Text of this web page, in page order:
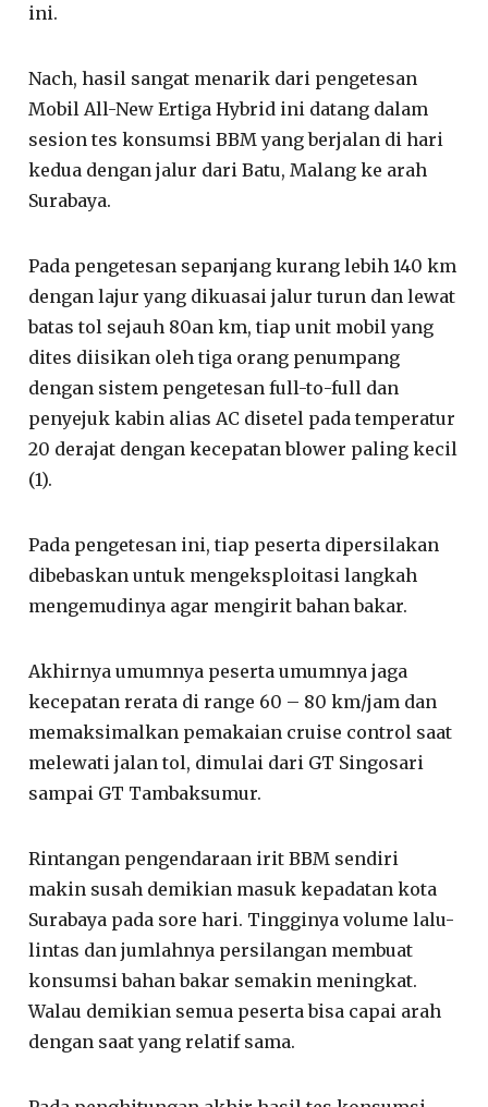
ini.
Nach, hasil sangat menarik dari pengetesan
Mobil All-New Ertiga Hybrid ini datang dalam
sesion tes konsumsi BBM yang berjalan di hari
kedua dengan jalur dari Batu, Malang ke arah
Surabaya.
Pada pengetesan sepanjang kurang lebih 140 km
dengan lajur yang dikuasai jalur turun dan lewat
batas tol sejauh 80an km, tiap unit mobil yang
dites diisikan oleh tiga orang penumpang
dengan sistem pengetesan full-to-full dan
penyejuk kabin alias AC disetel pada temperatur
20 derajat dengan kecepatan blower paling kecil
(1).
Pada pengetesan ini, tiap peserta dipersilakan
dibebaskan untuk mengeksploitasi langkah
mengemudinya agar mengirit bahan bakar.
Akhirnya umumnya peserta umumnya jaga
kecepatan rerata di range 60 – 80 km/jam dan
memaksimalkan pemakaian cruise control saat
melewati jalan tol, dimulai dari GT Singosari
sampai GT Tambaksumur.
Rintangan pengendaraan irit BBM sendiri
makin susah demikian masuk kepadatan kota
Surabaya pada sore hari. Tingginya volume lalu-
lintas dan jumlahnya persilangan membuat
konsumsi bahan bakar semakin meningkat.
Walau demikian semua peserta bisa capai arah
dengan saat yang relatif sama.